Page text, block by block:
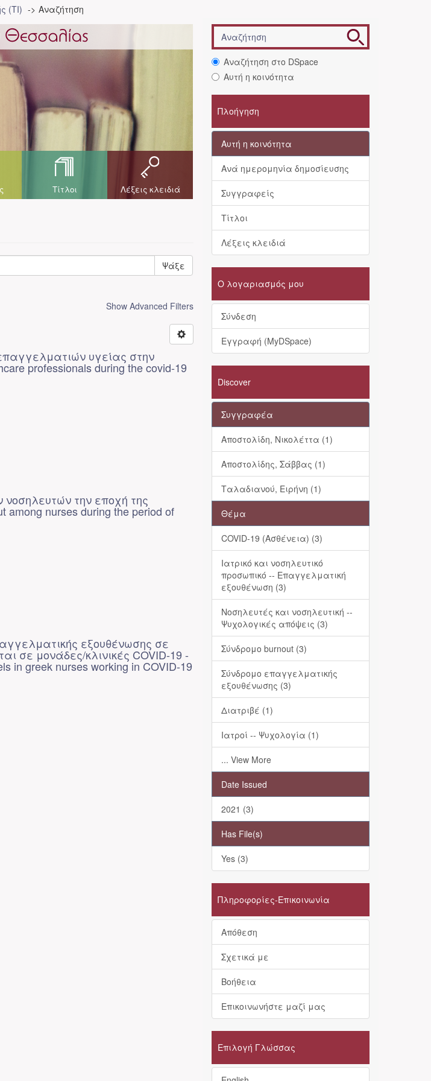
(ΤΙ) Αναζήτηση
Τίτλοι Λέξεις κλειδιά
Ψάξε
Show Advanced Filters
υγείας στην
professionals during the covid-19
την εποχή της
among nurses during the period of
εξουθένωσης σε
σε μονάδες/κλινικές COVID-19 -
in greek nurses working in COVID-19
Αναζήτηση στο DSpace
Αυτή η κοινότητα
Πλοήγηση
Αυτή η κοινότητα
Ανά ημερομηνία δημοσίευσης
Συγγραφείς
Τίτλοι
Λέξεις κλειδιά
Ο λογαριασμός μου
Σύνδεση
Εγγραφή (MyDSpace)
Discover
Συγγραφέα
Αποστολίδη, Νικολέττα (1)
Αποστολίδης, Σάββας (1)
Ταλαδιανού, Ειρήνη (1)
Θέμα
COVID-19 (Ασθένεια) (3)
Ιατρικό και νοσηλευτικό
προσωπικό -- Επαγγελματική
εξουθένωση (3)
Νοσηλευτές και νοσηλευτική --
Ψυχολογικές απόψεις (3)
Σύνδρομο burnout (3)
Σύνδρομο επαγγελματικής
εξουθένωσης (3)
Διατριβέ (1)
Ιατροί -- Ψυχολογία (1)
... View More
Date Issued
2021 (3)
Has File(s)
Yes (3)
Πληροφορίες-Επικοινωνία
Απόθεση
Σχετικά με
Βοήθεια
Επικοινωνήστε μαζί μας
Επιλογή Γλώσσας